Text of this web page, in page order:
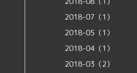
2018-07（1）
2018-05（1）
2018-04（1）
2018-03（2）